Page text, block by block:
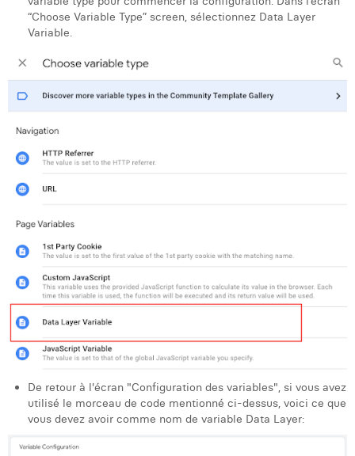
“Choose Variable Type” screen, sélectionnez Data Layer
Variable.
De retour à l'écran "Configuration des variables", si vous avez
utilisé le morceau de code mentionné ci-dessus, voici ce que
vous devez avoir comme nom de variable Data Layer: